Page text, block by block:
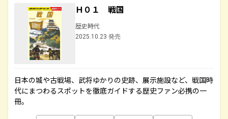
Ｈ０１ 戦国
歴史時代
2025.10.23 発売
日本の城や古戦場、武将ゆかりの史跡、展示施設など、戦国時
代にまつわるスポットを徹底ガイドする歴史ファン必携の一
冊。